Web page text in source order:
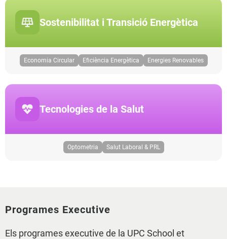
Sostenibilitat i Transició Energètica
Economia Circular Eficiència Energètica Energies Renovables
Tecnologies de la Salut
Optometria Salut Laboral & PRL
Programes Executive
Els programes executive de la UPC School et